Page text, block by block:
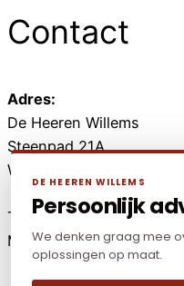
Contact
Adres:
De Heeren Willems
Steenpad 21A
Willemstad (Noord-
Tel: +31(0)168-85 11 88
Mail:
DE HEEREN WILLEMS
Persoonlijk
We denken graag mee
oplossingen op maat.